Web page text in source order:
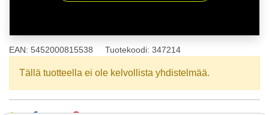
EAN: 5452000815538 Tuotekoodi: 347214
Tällä tuotteella ei ole kelvollista yhdistelmää.